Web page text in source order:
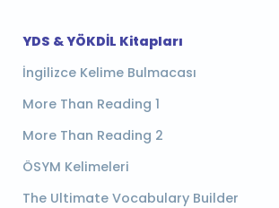
YDS & YÖKDİL Kitapları
İngilizce Kelime Bulmacası
More Than Reading 1
More Than Reading 2
ÖSYM Kelimeleri
The Ultimate Vocabulary Builder